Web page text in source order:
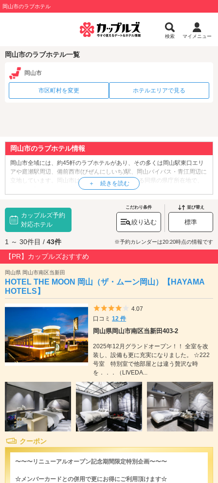
岡山市のラブホテル
検索 マイメニュー
岡山市のラブホテル一覧
岡山市
市区町村を変更 ホテルエリアで見る
岡山市のラブホテル情報
岡山市全域には、約45軒のラブホテルがあり、その多くは岡山駅東口エリ
アや庭瀬駅周辺、備前西市(びぜんにしいち)駅、岡山バイパス・青江周辺に
立地しています。岡山市は岡山県
南東部に位置する同県の県庁所在地で、
人口は約71万人。桃太郎伝説や、銘菓「吉備団子」、日本三大奇祭のひと
備津神社」「最上稲荷山妙教寺 岡山後楽園」等、観光名所も豊富で
す。市内には、約100種450個体の動物を飼育している「
池田動物園
岡山駅構内の商業施設「
」、岡山市の歴史や生活文化に関す
る資料を展示している「
岡山シティミュージアム」など、多様なお出かけ
スポットもあります。そして岡山市のグルメといえば「デミカツ丼」「ば
らずし」などが有名。また、岡山市北区にある田町地区は、岡山市内最大
の歓楽街で、飲食店の他にスナックやキャバクラ、風俗店が密集していま
利用したいラグジュアリーなホテルまで、様々なホテルがあります。岡山
市でラブホテルをお探しの際は、クーポン・事前予約でお得に利用ができ
る『カップルズ』におまかせください。
カップルズ予約
対応ホテル
こだわり条件
絞り込む
並び替え
標準
1 ～ 30件目 / 43件 ※予約カレンダーは20:20時点の情報です
【PR】カップルズおすすめ
岡山県 岡山市南区当新田
HOTEL THE MOON 岡山（ザ・ムーン岡山）【HAYAMA
HOTELS】
5つ星のうち4
4.07
口コミ12 件
岡山県岡山市南区当新田403-2
2025年12月グランドオープン！！ 全室を改
装し、設備も更に充実になりました。 ☆222
号室 特別室で他部屋とは違う贅沢な時
を．．．（LIVEDA...
クーポン
〜〜〜リニューアルオープン記念期間限定特別企画〜〜〜
☆メンバーカードとの併用で更にお得にご利用頂けます☆